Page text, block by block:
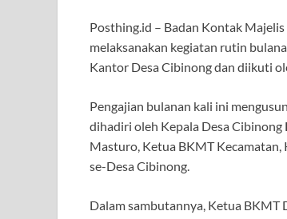
Posthing.id – Badan Kontak
melaksanakan kegiatan rutin
Kantor Desa Cibinong dan diikuti
Pengajian bulanan kali ini
dihadiri oleh Kepala Desa
Masturo, Ketua BKMT Kecamatan,
se-Desa Cibinong.
Dalam sambutannya, Ketua BKMT